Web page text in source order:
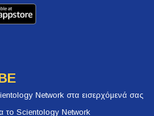
Network στα εισερχόμενά σας
το Scientology Network